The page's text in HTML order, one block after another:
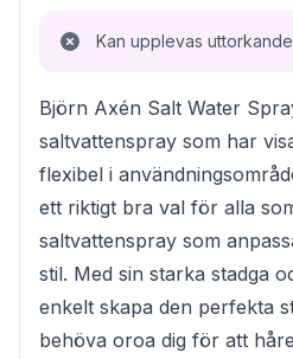
Kan upplevas uttorkande
Björn Axén Salt Water
saltvattenspray som har
flexibel i
ett riktigt bra val för alla
saltvattenspray som
stil. Med sin starka stadga
enkelt skapa den perfekta
behöva oroa dig för att